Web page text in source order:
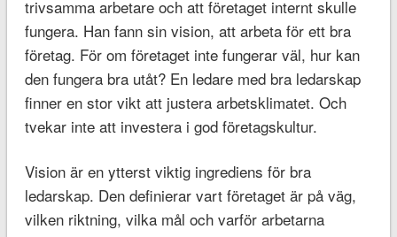
trivsamma arbetare och att företaget internt skulle
fungera. Han fann sin vision, att arbeta för ett bra
företag. För om företaget inte fungerar väl, hur kan
den fungera bra utåt? En ledare med bra ledarskap
finner en stor vikt att justera arbetsklimatet. Och
tvekar inte att investera i god företagskultur.
Vision är en ytterst viktig ingrediens för bra
ledarskap. Den definierar vart företaget är på väg,
vilken riktning, vilka mål och varför arbetarna